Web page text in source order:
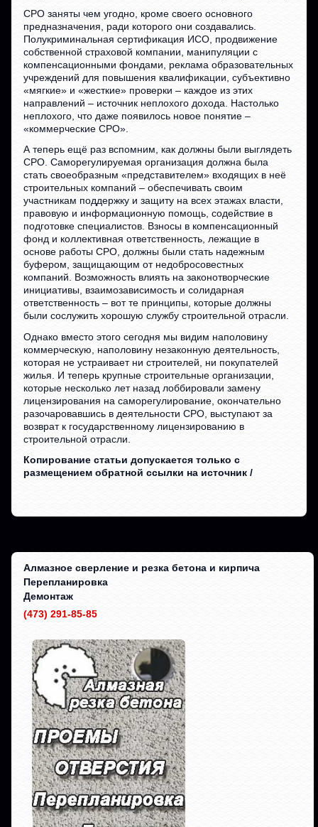
СРО заняты чем угодно, кроме своего основного
предназначения, ради которого они создавались.
Полукриминальная сертификация ИСО, продвижение
собственной страховой компании, манипуляции с
компенсационными фондами, реклама образовательных
учреждений для повышения квалификации, субъективно
«мягкие» и «жесткие» проверки – каждое из этих
направлений – источник неплохого дохода. Настолько
неплохого, что даже появилось новое понятие –
«коммерческие СРО».
А теперь ещё раз вспомним, как должны были выглядеть
СРО. Саморегулируемая организация должна была
стать своеобразным «представителем» входящих в неё
строительных компаний – обеспечивать своим
участникам поддержку и защиту на всех этажах власти,
правовую и информационную помощь, содействие в
подготовке специалистов. Взносы в компенсационный
фонд и коллективная ответственность, лежащие в
основе работы СРО, должны были стать надежным
буфером, защищающим от недобросовестных
компаний. Возможность влиять на законотворческие
инициативы, взаимозависимость и солидарная
ответственность – вот те принципы, которые должны
были сослужить хорошую службу строительной отрасли.
Однако вместо этого сегодня мы видим наполовину
коммерческую, наполовину незаконную деятельность,
которая не устраивает ни строителей, ни покупателей
жилья. И теперь крупные строительные организации,
которые несколько лет назад лоббировали замену
лицензирования на саморегулирование, окончательно
разочаровавшись в деятельности СРО, выступают за
возврат к государственному лицензированию в
строительной отрасли.
Копирование статьи допускается только с
размещением обратной ссылки на источник /
Алмазное сверление и резка бетона и кирпича
Перепланировка
Демонтаж
(473) 291-85-85